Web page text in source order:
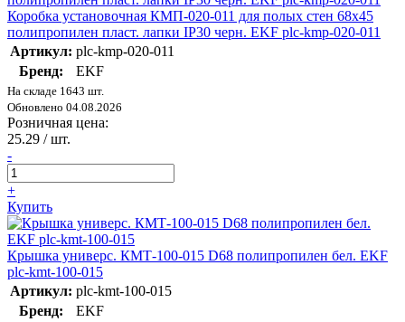
Коробка установочная КМП-020-011 для полых стен 68х45
полипропилен пласт. лапки IP30 черн. EKF plc-kmp-020-011
Артикул: plc-kmp-020-011
Бренд:
EKF
На складе 1643 шт.
Обновлено 04.08.2026
Розничная цена:
25.29 / шт.
-
+
Купить
Крышка универс. КМТ-100-015 D68 полипропилен бел. EKF
plc-kmt-100-015
Артикул: plc-kmt-100-015
Бренд:
EKF